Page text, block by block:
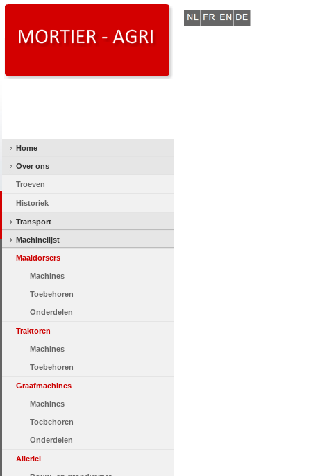
Home
Over ons
Troeven
Historiek
Transport
Machinelijst
Maaidorsers
Machines
Toebehoren
Onderdelen
Traktoren
Machines
Toebehoren
Graafmachines
Machines
Toebehoren
Onderdelen
Allerlei